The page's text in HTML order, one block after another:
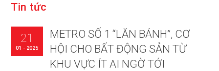
Tin tức
METRO SỐ 1 “LĂN BÁNH”, CƠ
HỘI CHO BẤT ĐỘNG SẢN TỪ
KHU VỰC ÍT AI NGỜ TỚI
21
01 - 2025